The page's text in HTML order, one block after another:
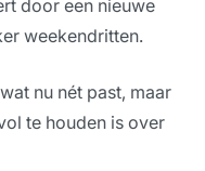
door een nieuwe
weekendritten.
nu nét past, maar
te houden is over